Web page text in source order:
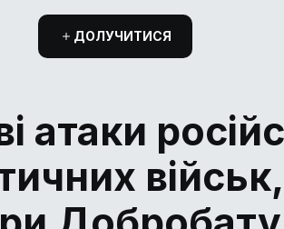
ДОЛУЧИТИСЯ
атаки
військ,